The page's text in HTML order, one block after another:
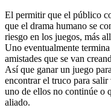
El permitir que el público
que el drama humano se
riesgo en los juegos, más
Uno eventualmente
amistades que se van
Así que ganar un juego
encontrar el truco para
uno de ellos no continúe o
aliado.